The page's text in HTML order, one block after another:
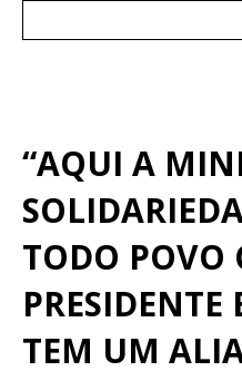
“AQUI A
TODO POVO
TEM UM